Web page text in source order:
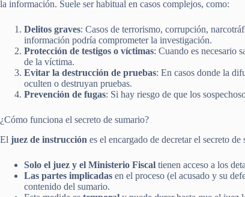
la información. Suele ser habitual en casos complejos, como:
Delitos graves: Casos de terrorismo, corrupción,
información podría comprometer la investigación.
Protección de testigos o víctimas: Cuando es necesario
de la víctima.
Evitar la destrucción de pruebas: En casos donde la
oculten o destruyan pruebas.
Prevención de fugas: Si hay riesgo de que los
¿Cómo funciona el secreto de sumario?
El juez de instrucción es el encargado de decretar el secreto
Solo el juez y el Ministerio Fiscal tienen acceso a los
Las partes implicadas en el proceso (el acusado y su
contenido del sumario.